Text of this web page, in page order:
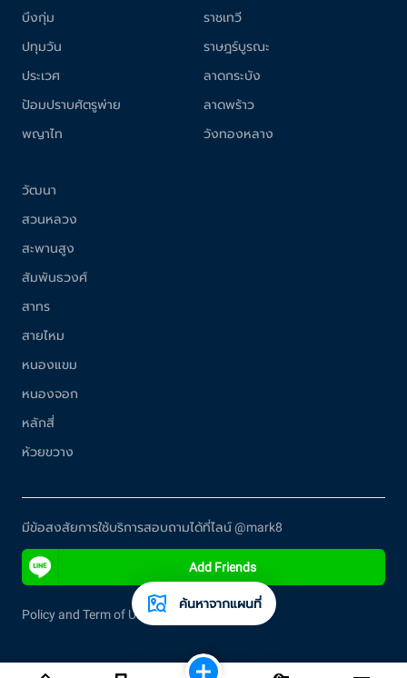
ค้นหาจากแผนที่
บึงกุ่ม
ปทุมวัน
ประเวศ
ป้อมปราบศัตรูพ่าย
พญาไท
ราชเทวี
ราษฎร์บูรณะ
ลาดกระบัง
ลาดพร้าว
วังทองหลาง
วัฒนา
สวนหลวง
สะพานสูง
สัมพันธวงศ์
สาทร
สายไหม
หนองแขม
หนองจอก
หลักสี่
ห้วยขวาง
Policy and Term of Use.
มีข้อสงสัยการใช้บริการสอบถามได้ที่ไลน์ @mark8
Add Friends